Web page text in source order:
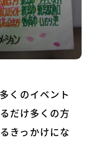
くのイベント
だけ多くの方
きっかけにな